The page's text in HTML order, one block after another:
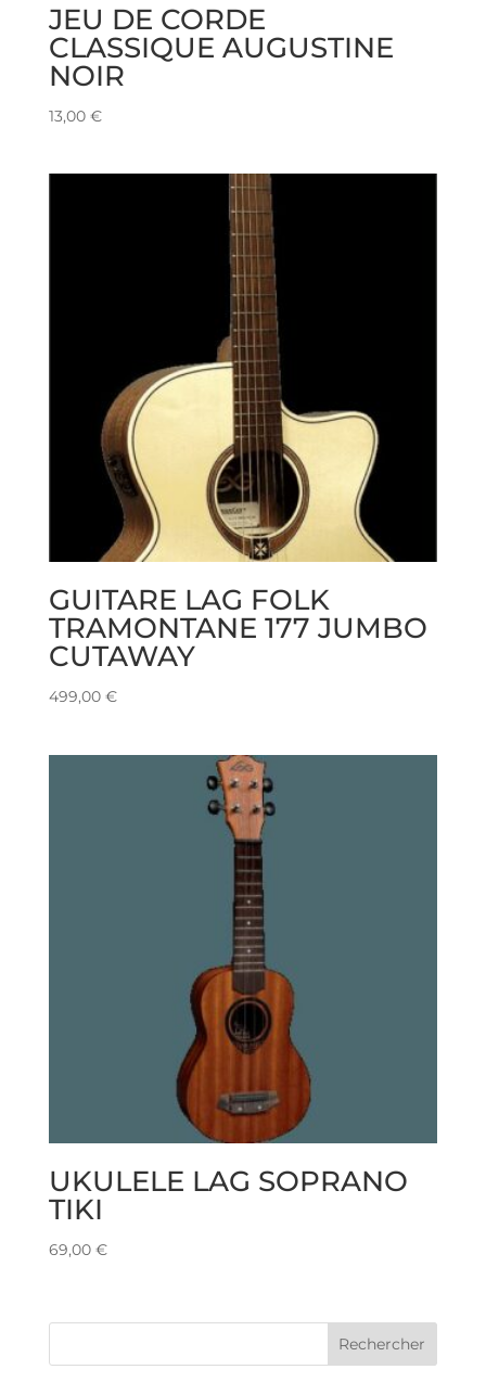
JEU DE CORDE
CLASSIQUE AUGUSTINE
NOIR
13,00 €
GUITARE LAG FOLK
TRAMONTANE 177 JUMBO
CUTAWAY
499,00 €
UKULELE LAG SOPRANO
TIKI
69,00 €